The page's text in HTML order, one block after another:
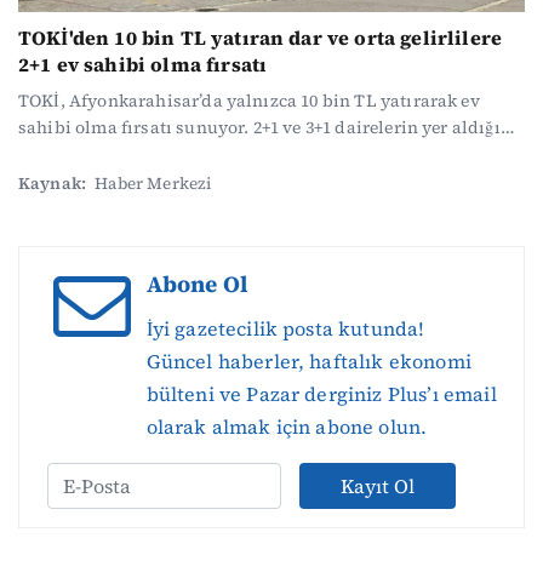
TOKİ'den 10 bin TL yatıran dar ve orta gelirlilere
2+1 ev sahibi olma fırsatı
TOKİ, Afyonkarahisar’da yalnızca 10 bin TL yatırarak ev
sahibi olma fırsatı sunuyor. 2+1 ve 3+1 dairelerin yer aldığı
başladı, son gün 17 Haziran. Ev kurasında ismi çıkan
Kaynak: Haber Merkezi
Abone Ol
İyi gazetecilik posta kutunda!
Güncel haberler, haftalık ekonomi
bülteni ve Pazar derginiz Plus’ı email
olarak almak için abone olun.
Kayıt Ol